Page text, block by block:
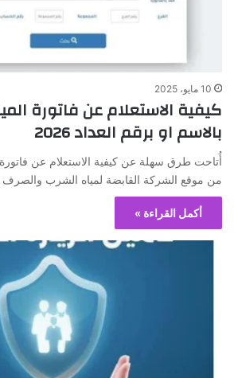
10 مايو، 2025
كيفية الاستعلام عن فاتورة
بالاسم او برقم العداد 2026
أُتاحت طرق سهلة عن كيفية الاستعلام عن فاتورة
من موقع الشركة القابضة لمياه الشرب
أكمل القراءة »